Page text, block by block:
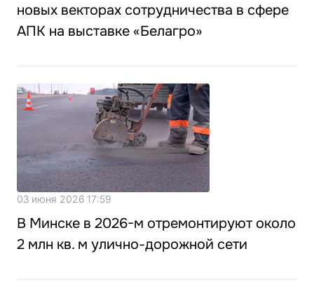
новых векторах сотрудничества в сфере
АПК на выставке «Белагро»
03 июня 2026 17:59
В Минске в 2026-м отремонтируют около
2 млн кв. м улично-дорожной сети